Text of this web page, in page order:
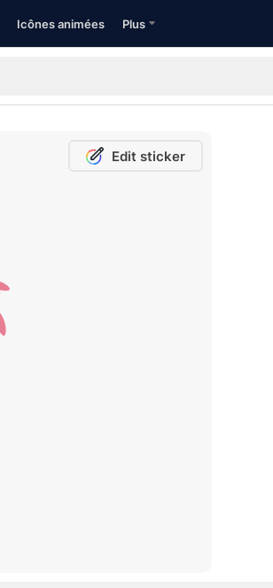
Icônes animées Plus
Edit sticker